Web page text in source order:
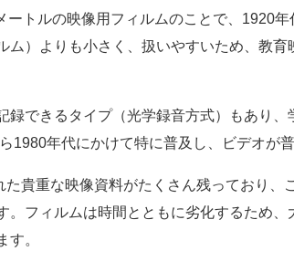
トルの映像用フィルムのことで、1920
ム）よりも小さく、扱いやすいため、教
録できるタイプ（光学録音方式）もあり
1980年代にかけて特に普及し、ビデオが
貴重な映像資料がたくさん残っており
。フィルムは時間とともに劣化するため
す。